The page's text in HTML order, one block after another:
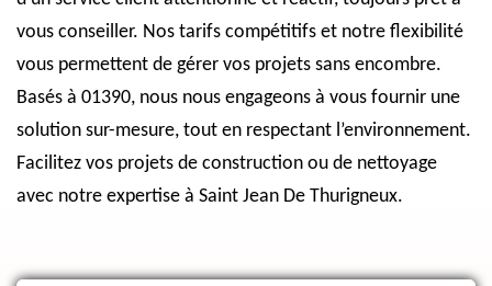
vous conseiller. Nos tarifs compétitifs et notre flexibilité
vous permettent de gérer vos projets sans encombre.
Basés à 01390, nous nous engageons à vous fournir une
solution sur-mesure, tout en respectant l’environnement.
Facilitez vos projets de construction ou de nettoyage
avec notre expertise à Saint Jean De Thurigneux.